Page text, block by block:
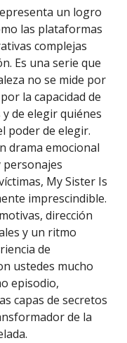
un logro
las plataformas
complejas
Es una serie que
no se mide por
la capacidad de
de elegir quiénes
poder de elegir.
drama emocional
My Sister Is
imprescindible.
dirección
y un ritmo
de
ustedes mucho
episodio,
capas de secretos
de la